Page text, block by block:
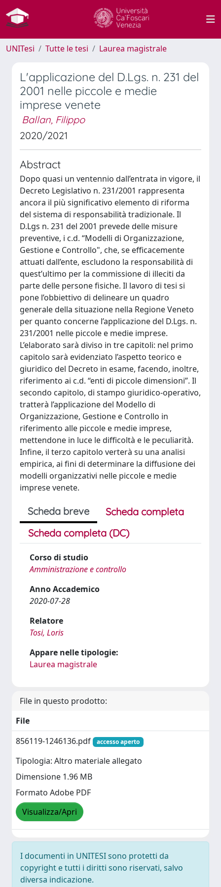
UNITesi Tutte le tesi Laurea magistrale
L'applicazione del D.Lgs. n. 231 del
2001 nelle piccole e medie
imprese venete
Ballan, Filippo
2020/2021
Abstract
Dopo quasi un ventennio dall’entrata in vigore, il
Decreto Legislativo n. 231/2001 rappresenta
ancora il più significativo elemento di riforma
del sistema di responsabilità tradizionale. Il
D.Lgs n. 231 del 2001 prevede delle misure
preventive, i c.d. “Modelli di Organizzazione,
Gestione e Controllo", che, se efficacemente
attuati dall’ente, escludono la responsabilità di
quest’ultimo per la commissione di illeciti da
parte delle persone fisiche. Il lavoro di tesi si
pone l’obbiettivo di delineare un quadro
generale della situazione nella Regione Veneto
per quanto concerne l’applicazione del D.Lgs. n.
231/2001 nelle piccole e medie imprese.
L’elaborato sarà diviso in tre capitoli: nel primo
capitolo sarà evidenziato l’aspetto teorico e
giuridico del Decreto in esame, facendo, inoltre,
riferimento ai c.d. “enti di piccole dimensioni”. Il
secondo capitolo, di stampo giuridico-operativo,
tratterà l’applicazione del Modello di
Organizzazione, Gestione e Controllo in
riferimento alle piccole e medie imprese,
mettendone in luce le difficoltà e le peculiarità.
Infine, il terzo capitolo verterà su una analisi
empirica, ai fini di determinare la diffusione dei
modelli organizzativi nelle piccole e medie
imprese venete.
Scheda breve
Scheda completa
Scheda completa (DC)
Corso di studio
Amministrazione e controllo
Anno Accademico
2020-07-28
Relatore
Tosi, Loris
Appare nelle tipologie:
Laurea magistrale
File in questo prodotto:
File
856119-1246136.pdf
accesso aperto
Tipologia: Altro materiale allegato
Dimensione 1.96 MB
Formato Adobe PDF
Visualizza/Apri
I documenti in UNITESI sono protetti da
copyright e tutti i diritti sono riservati, salvo
diversa indicazione.